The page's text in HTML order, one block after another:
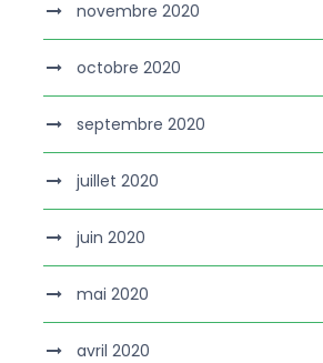
novembre 2020
octobre 2020
septembre 2020
juillet 2020
juin 2020
mai 2020
avril 2020